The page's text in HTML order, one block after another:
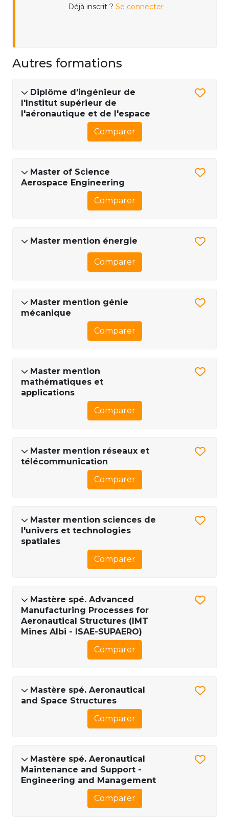
Déjà inscrit ? Se connecter
Autres formations
Diplôme d'ingénieur de
l'Institut supérieur de
l'aéronautique et de l'espace
Comparer
Master of Science
Aerospace Engineering
Comparer
Master mention énergie
Comparer
Master mention génie
mécanique
Comparer
Master mention
mathématiques et
applications
Comparer
Master mention réseaux et
télécommunication
Comparer
Master mention sciences de
l'univers et technologies
spatiales
Comparer
Mastère spé. Advanced
Manufacturing Processes for
Aeronautical Structures (IMT
Mines Albi - ISAE-SUPAERO)
Comparer
Mastère spé. Aeronautical
and Space Structures
Comparer
Mastère spé. Aeronautical
Maintenance and Support -
Engineering and Management
Comparer